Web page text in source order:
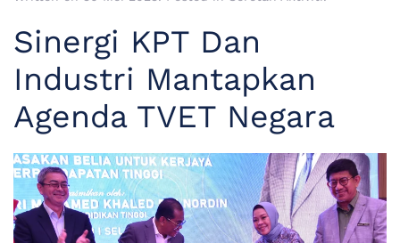
Sinergi KPT Dan
Industri Mantapkan
Agenda TVET Negara